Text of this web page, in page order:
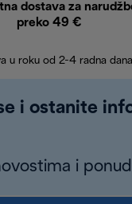
dostava za
preko 49 €
u roku od 2-4 radna dana
i ostanite
i